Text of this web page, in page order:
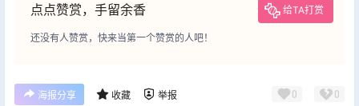
点点赞赏，手留余香 给TA打赏
还没有人赞赏，快来当第一个赞赏的人吧！
海报分享 收藏 举报 0 0